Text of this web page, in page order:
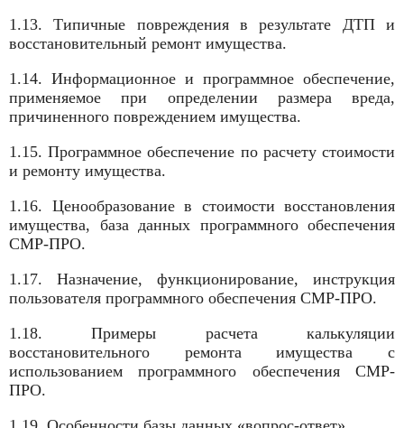
1.13. Типичные повреждения в результате ДТП и
восстановительный ремонт имущества.
1.14. Информационное и программное обеспечение,
применяемое при определении размера вреда,
причиненного повреждением имущества.
1.15. Программное обеспечение по расчету стоимости
и ремонту имущества.
1.16. Ценообразование в стоимости восстановления
имущества, база данных программного обеспечения
СМР-ПРО.
1.17. Назначение, функционирование, инструкция
пользователя программного обеспечения СМР-ПРО.
1.18. Примеры расчета калькуляции
восстановительного ремонта имущества с
использованием программного обеспечения СМР-
ПРО.